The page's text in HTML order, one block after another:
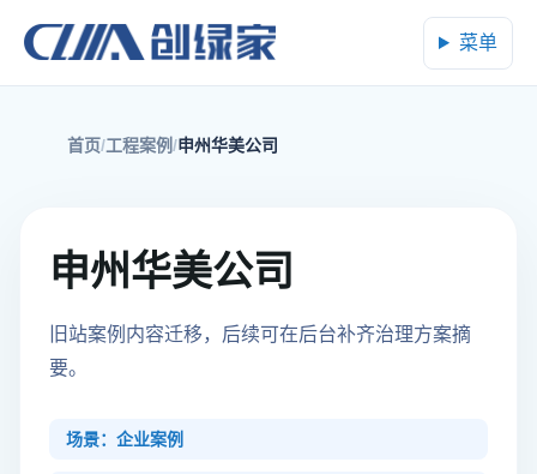
菜单
首页 工程案例 申州华美公司
申州华美公司
旧站案例内容迁移，后续可在后台补齐治理方案摘
要。
场景：企业案例